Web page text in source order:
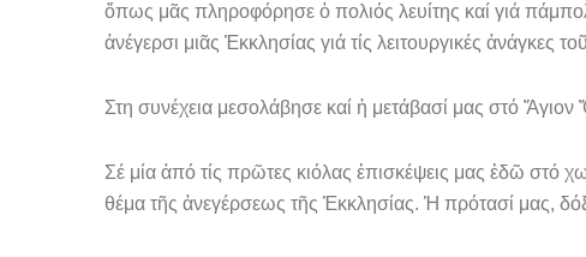
ὅπως μᾶς πληροφόρησε ὁ πολιός λευίτης καί γιά
ἀνέγερσι μιᾶς Ἐκκλησίας γιά τίς λειτουργικές
Στη συνέχεια μεσολάβησε καί ἡ μετάβασί μας στό
Σέ μία ἀπό τίς πρῶτες κιόλας ἐπισκέψεις μας ἐδῶ στό
θέμα τῆς ἀνεγέρσεως τῆς Ἐκκλησίας. Ἡ πρότασί μας,